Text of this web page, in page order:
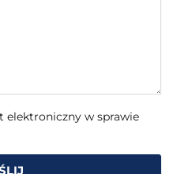
elektroniczny w sprawie